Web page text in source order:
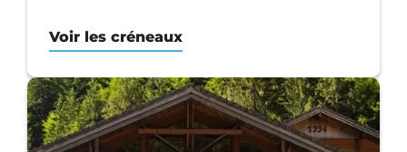
Voir les créneaux